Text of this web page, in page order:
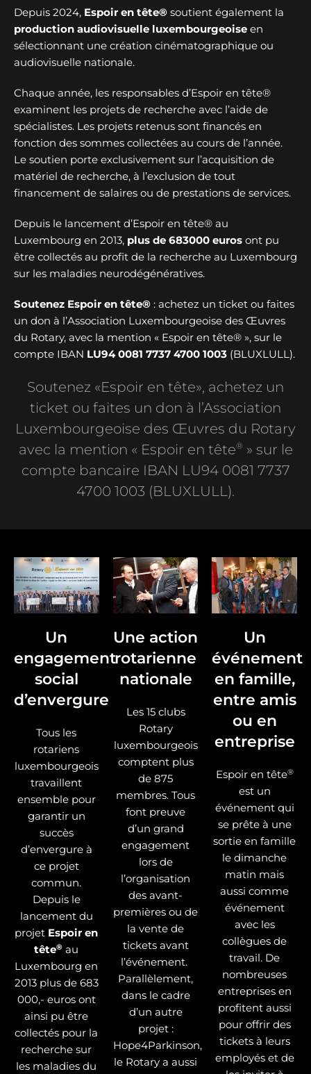
Depuis 2024, Espoir en tête® soutient également la
production audiovisuelle luxembourgeoise en
sélectionnant une création cinématographique ou
audiovisuelle nationale.
Chaque année, les responsables d’Espoir en tête®
examinent les projets de recherche avec l’aide de
spécialistes. Les projets retenus sont financés en
fonction des sommes collectées au cours de l’année.
Le soutien porte exclusivement sur l’acquisition de
matériel de recherche, à l’exclusion de tout
financement de salaires ou de prestations de services.
Depuis le lancement d’Espoir en tête® au
Luxembourg en 2013, plus de 683000 euros ont pu
être collectés au profit de la recherche au Luxembourg
sur les maladies neurodégénératives.
Soutenez Espoir en tête® : achetez un ticket ou faites
un don à l’Association Luxembourgeoise des Œuvres
du Rotary, avec la mention « Espoir en tête® », sur le
compte IBAN LU94 0081 7737 4700 1003 (BLUXLULL).
Soutenez «Espoir en tête», achetez un
ticket ou faites un don à l’Association
Luxembourgeoise des Œuvres du Rotary
avec la mention « Espoir en tête® » sur le
compte bancaire IBAN LU94 0081 7737
4700 1003 (BLUXLULL).
Un
engagement
social
d’envergure
Tous les
rotariens
luxembourgeois
travaillent
ensemble pour
garantir un
succès
d’envergure à
ce projet
commun.
Depuis le
lancement du
projet Espoir en
tête® au
Luxembourg en
2013 plus de 683
000,- euros ont
ainsi pu être
collectés pour la
recherche sur
les maladies du
Une action
rotarienne
nationale
Les 15 clubs
Rotary
luxembourgeois
comptent plus
de 875
membres. Tous
font preuve
d’un grand
engagement
lors de
l’organisation
des avant-
premières ou de
la vente de
tickets avant
l’événement.
Parallèlement,
dans le cadre
d’un autre
projet :
Hope4Parkinson,
le Rotary a aussi
Un
événement
en famille,
entre amis
ou en
entreprise
Espoir en tête®
est un
événement qui
se prête à une
sortie en famille
le dimanche
matin mais
aussi comme
événement
avec les
collègues de
travail. De
nombreuses
entreprises en
profitent aussi
pour offrir des
tickets à leurs
employés et de